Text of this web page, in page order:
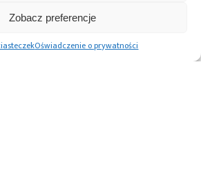
Zobacz preferencje
Oświadczenie o prywatności